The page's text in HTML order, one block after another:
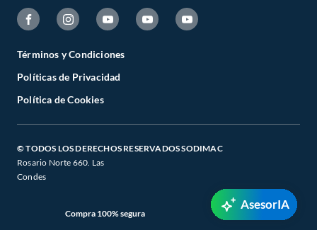
Términos y Condiciones
Políticas de Privacidad
Política de Cookies
© TODOS LOS DERECHOS RESERVADOS SODIMAC
Rosario Norte 660. Las
Condes
Compra 100% segura
AsesorIA